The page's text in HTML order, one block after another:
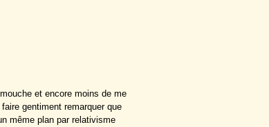
et encore moins de me
gentiment remarquer que
même plan par relativisme